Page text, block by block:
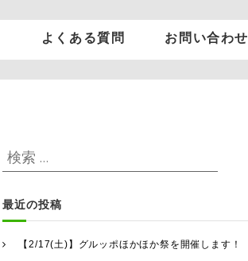
よくある質問 お問い合わせ
検
索
象
最近の投稿
【2/17(土)】グルッポほかほか祭を開催します！